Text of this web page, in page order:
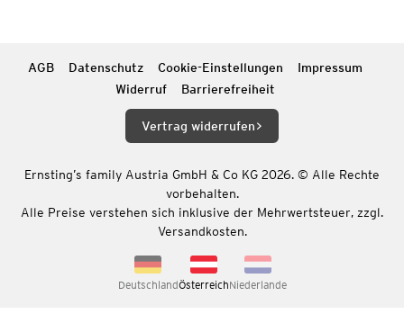
AGB Datenschutz Cookie-Einstellungen
Impressum
Widerruf
Barrierefreiheit
Vertrag widerrufen
Ernsting’s family Austria GmbH & Co KG 2026. © Alle Rechte
vorbehalten.
Alle Preise verstehen sich inklusive der Mehrwertsteuer, zzgl.
Versandkosten.
DeutschlandÖsterreichNiederlande